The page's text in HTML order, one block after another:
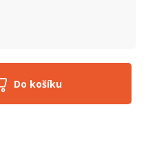
Do košíku